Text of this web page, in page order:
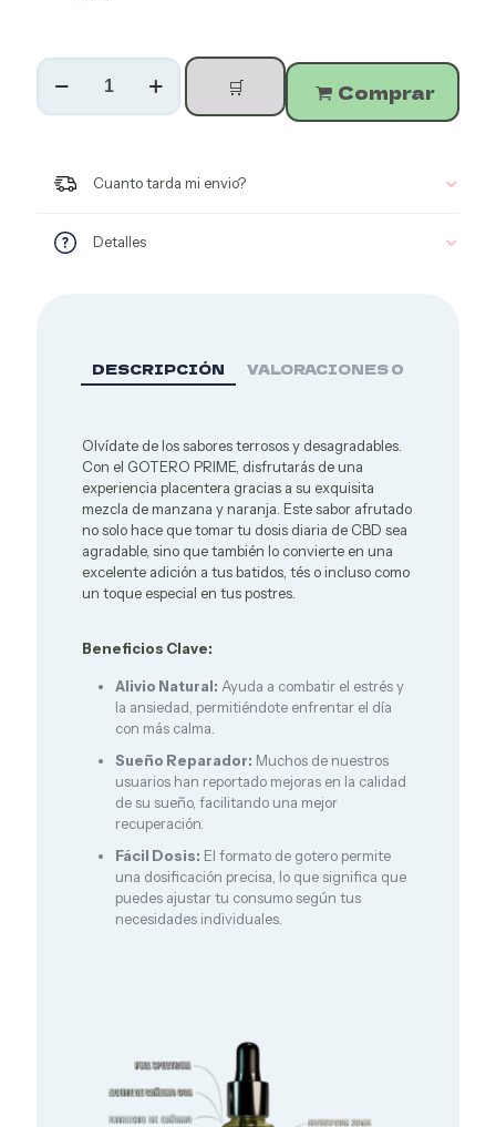
Gotero
Prime
CBD
🛒 Comprar
Cuanto tarda mi envio?
Detalles
DESCRIPCIÓN VALORACIONES0
Olvídate de los sabores terrosos y desagradables.
Con el GOTERO PRIME, disfrutarás de una
experiencia placentera gracias a su exquisita
mezcla de manzana y naranja. Este sabor afrutado
no solo hace que tomar tu dosis diaria de CBD sea
agradable, sino que también lo convierte en una
excelente adición a tus batidos, tés o incluso como
un toque especial en tus postres.
Beneficios Clave:
Alivio Natural: Ayuda a combatir el estrés y
la ansiedad, permitiéndote enfrentar el día
con más calma.
Sueño Reparador: Muchos de nuestros
usuarios han reportado mejoras en la calidad
de su sueño, facilitando una mejor
recuperación.
Fácil Dosis: El formato de gotero permite
una dosificación precisa, lo que significa que
puedes ajustar tu consumo según tus
necesidades individuales.